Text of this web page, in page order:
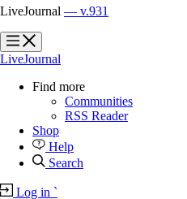
LiveJournal — v.931
?
?
LiveJournal
Find more
Communities
RSS Reader
Shop
Help
Search
Log in `